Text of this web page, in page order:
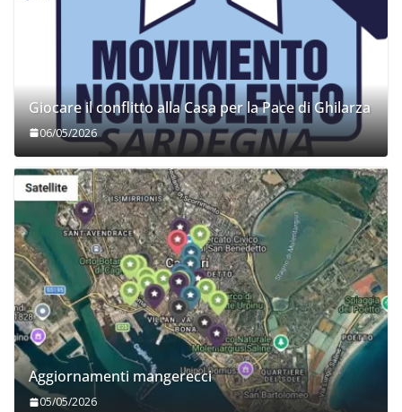
Giocare il conflitto alla Casa per la Pace di Ghilarza
06/05/2026
Aggiornamenti mangerecci
05/05/2026